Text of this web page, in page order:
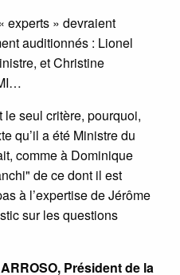
experts » devraient
auditionnés : Lionel
et Christine
le seul critère, pourquoi,
qu’il a été Ministre du
comme à Dominique
de ce dont il est
à l’expertise de Jérôme
sur les questions
Président de la